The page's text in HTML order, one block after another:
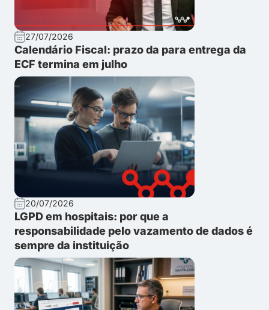
27/07/2026
Calendário Fiscal: prazo da para entrega da
ECF termina em julho
20/07/2026
LGPD em hospitais: por que a
responsabilidade pelo vazamento de dados é
sempre da instituição